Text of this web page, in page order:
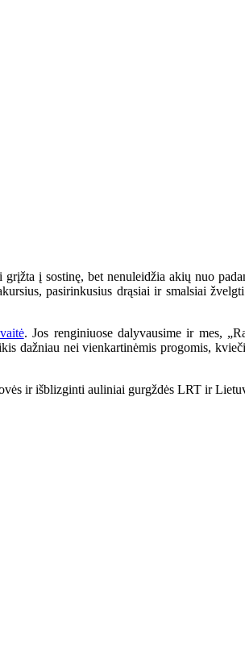
į sostinę, bet nenuleidžia akių nuo
pasirinkusius drąsiai ir smalsiai
. Jos renginiuose dalyvausime ir mes,
dažniau nei vienkartinėmis progomis,
ir išblizginti auliniai gurgždės LRT ir